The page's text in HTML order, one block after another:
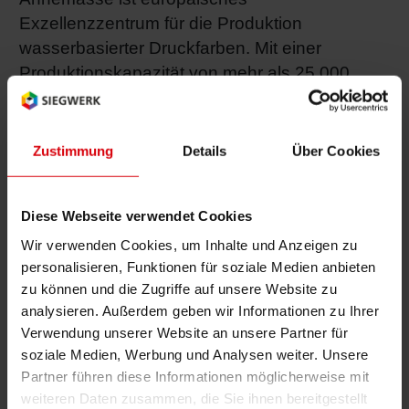
Zustimmung Details Über Cookies
Diese Webseite verwendet Cookies
Wir verwenden Cookies, um Inhalte und Anzeigen zu
personalisieren, Funktionen für soziale Medien anbieten
zu können und die Zugriffe auf unsere Website zu
analysieren. Außerdem geben wir Informationen zu Ihrer
Verwendung unserer Website an unsere Partner für
soziale Medien, Werbung und Analysen weiter. Unsere
Partner führen diese Informationen möglicherweise mit
weiteren Daten zusammen, die Sie ihnen bereitgestellt
Exzellenzzentrum für die Produktion
wasserbasierter Druckfarben. Mit einer
Produktionskapazität von mehr als 25.000
Tonnen pro Jahr trägt Annemasse 10 % zur
Gruppe bei. Am Standort arbeiten etwa 250
Mitarbeiter. Insgesamt hat Siegwerk in den
Millionenbetrag in die Automatisierung seiner
Produktionsanlagen investiert.
Ende Juni feierte Siegwerk die Eröffnung
seiner neuen Produktionsanlagen und lud
Kunden, Vertreter der Kommunalbehörden und
Mitarbeiter zum Besuch des neuen „Blending
Center“ für wasserbasierte Druckfarben ein.